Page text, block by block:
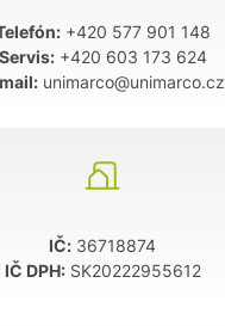
+420 577 901 148
Servis: +420 603 173 624
unimarco@unimarco.cz
IČ: 36718874
IČ DPH:SK20222955612